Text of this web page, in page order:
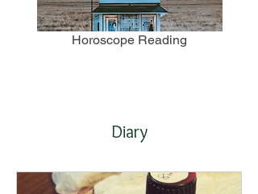
Horoscope Reading
Diary